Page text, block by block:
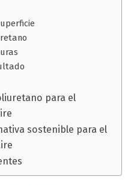
para el
sostenible para el